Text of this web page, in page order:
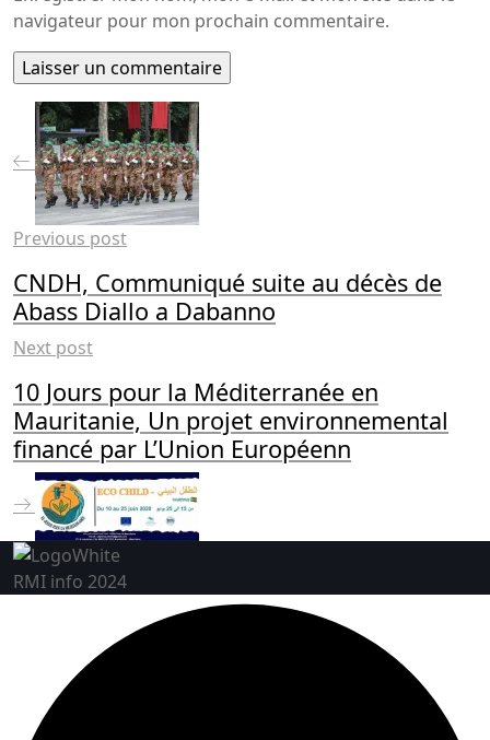
navigateur pour mon prochain commentaire.
Previous post
CNDH, Communiqué suite au décès de
Abass Diallo a Dabanno
Next post
10 Jours pour la Méditerranée en
Mauritanie, Un projet environnemental
financé par L’Union Européenn
RMI info 2024